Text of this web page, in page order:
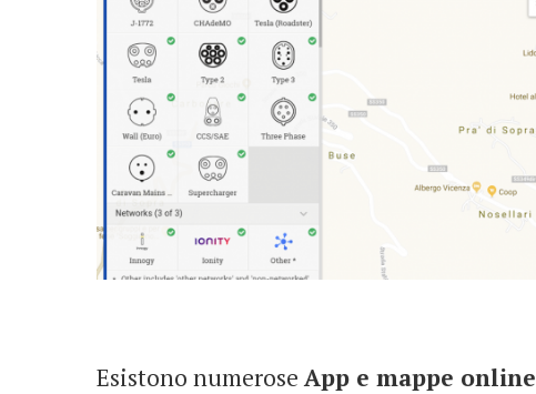
Esistono numerose App e mappe online